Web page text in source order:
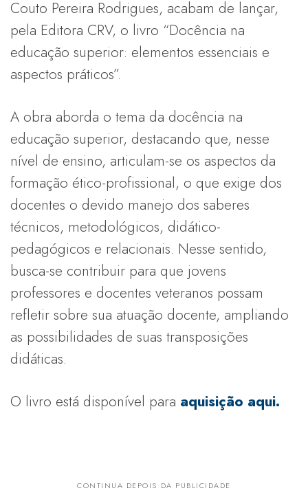
Couto Pereira Rodrigues, acabam de lançar,
pela Editora CRV, o livro “Docência na
educação superior: elementos essenciais e
aspectos práticos”.
A obra aborda o tema da docência na
educação superior, destacando que, nesse
nível de ensino, articulam-se os aspectos da
formação ético-profissional, o que exige dos
docentes o devido manejo dos saberes
técnicos, metodológicos, didático-
pedagógicos e relacionais. Nesse sentido,
busca-se contribuir para que jovens
professores e docentes veteranos possam
refletir sobre sua atuação docente, ampliando
as possibilidades de suas transposições
didáticas.
O livro está disponível para aquisição aqui.